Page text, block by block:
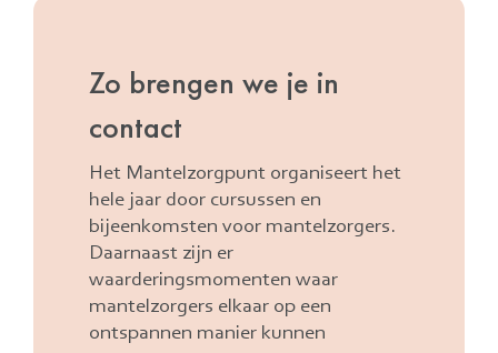
Zo brengen we je in
contact
Het Mantelzorgpunt organiseert het
hele jaar door cursussen en
bijeenkomsten voor mantelzorgers.
Daarnaast zijn er
waarderingsmomenten waar
mantelzorgers elkaar op een
ontspannen manier kunnen